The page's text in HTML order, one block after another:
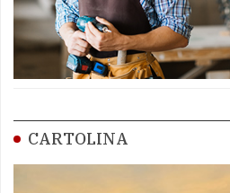
CARTOLINA